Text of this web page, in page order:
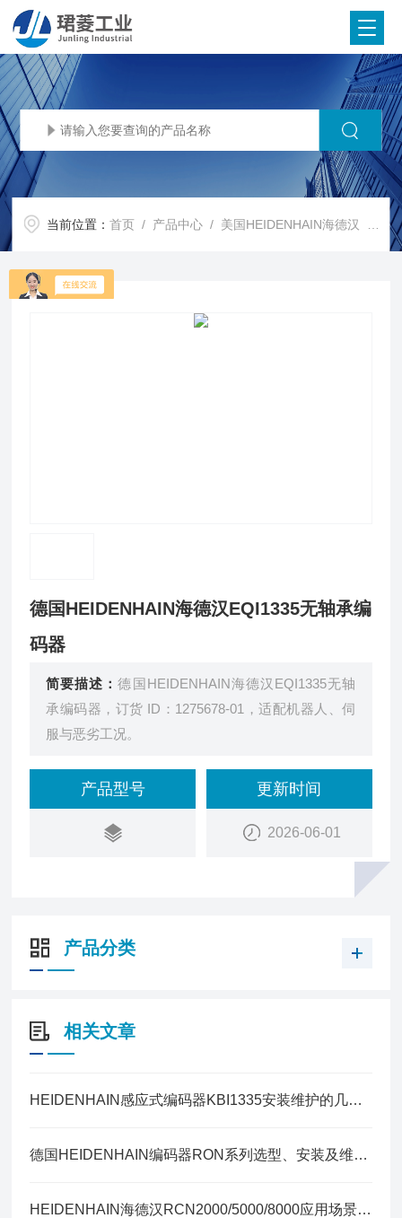
当前位置：首页 / 产品中心 / 美国HEIDENHAIN海德汉
德国HEIDENHAIN海德汉EQI1335无轴承编
码器
简要描述：德国HEIDENHAIN海德汉EQI1335无轴
承编码器，订货 ID：1275678‑01，适配机器人、伺
服与恶劣工况。
产品型号 更新时间
2026-06-01
产品分类
相关文章
HEIDENHAIN感应式编码器KBI1335安装维护的几点建议
德国HEIDENHAIN编码器RON系列选型、安装及维护指南
HEIDENHAIN海德汉RCN2000/5000/8000应用场景与选型指南